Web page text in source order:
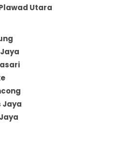
Utara
Jaya